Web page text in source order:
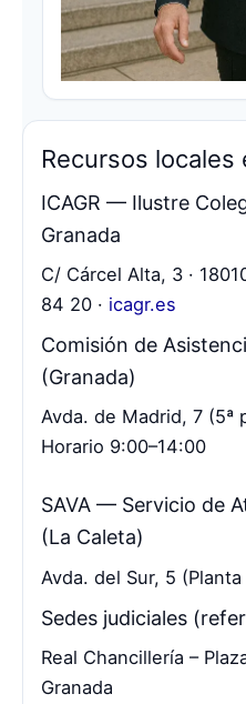
Recursos locales
ICAGR — Ilustre
Granada
C/ Cárcel Alta, 3 ·
84 20 · icagr.es
Comisión de
(Granada)
Avda. de Madrid, 7 (5ª
Horario 9:00–14:00
SAVA — Servicio de
(La Caleta)
Avda. del Sur, 5 (Planta
Sedes judiciales
Real Chancillería –
Granada